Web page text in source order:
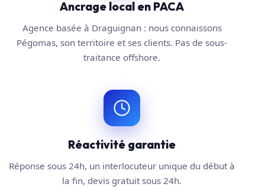
Ancrage local en PACA
Agence basée à Draguignan : nous connaissons
Pégomas, son territoire et ses clients. Pas de sous-
traitance offshore.
Réactivité garantie
Réponse sous 24h, un interlocuteur unique du début à
la fin, devis gratuit sous 24h.